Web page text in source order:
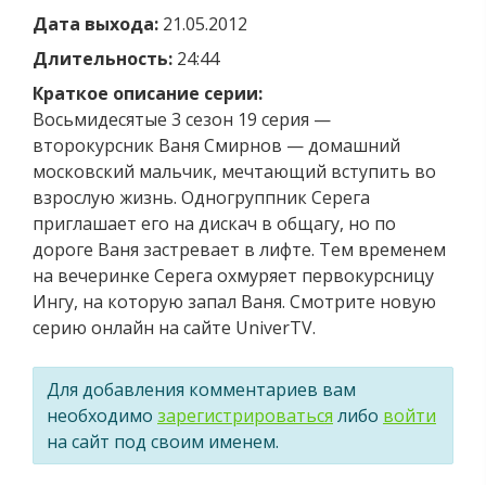
Дата выхода: 21.05.2012
Длительность: 24:44
Краткое описание серии:
Восьмидесятые 3 сезон 19 серия —
второкурсник Ваня Смирнов — домашний
московский мальчик, мечтающий вступить во
взрослую жизнь. Одногруппник Серега
приглашает его на дискач в общагу, но по
дороге Ваня застревает в лифте. Тем временем
на вечеринке Серега охмуряет первокурсницу
Ингу, на которую запал Ваня. Смотрите новую
серию онлайн на сайте UniverTV.
Для добавления комментариев вам
необходимо зарегистрироваться либо войти
на сайт под своим именем.